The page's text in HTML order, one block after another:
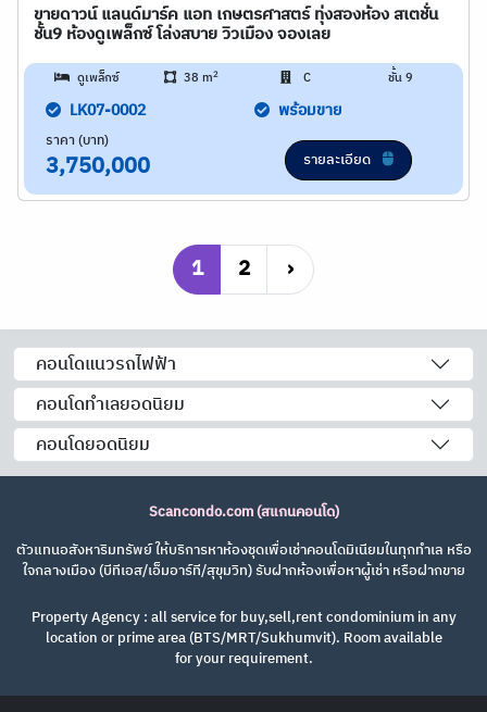
ขายดาวน์ แลนด์มาร์ค แอท เกษตรศาสตร์ ทุ่งสองห้อง สเตชั่น
ชั้น9 ห้องดูเพล็กซ์ โล่งสบาย วิวเมือง จองเลย
ดูเพล็กซ์ 38 m2 C ชั้น 9
LK07-0002 พร้อมขาย
ราคา (บาท)
3,750,000 รายละเอียด
1 2 ›
คอนโดแนวรถไฟฟ้า
คอนโดทำเลยอดนิยม
คอนโดยอดนิยม
Scancondo.com (สแกนคอนโด)
ตัวแทนอสังหาริมทรัพย์ ให้บริการหาห้องชุดเพื่อเช่าคอนโดมิเนียมในทุกทำเล หรือ
ใจกลางเมือง (บีทีเอส/เอ็มอาร์ที/สุขุมวิท) รับฝากห้องเพื่อหาผู้เช่า หรือฝากขาย
Property Agency : all service for buy,sell,rent condominium in any
location or prime area (BTS/MRT/Sukhumvit). Room available
for your requirement.